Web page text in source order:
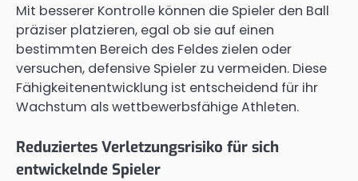
Mit besserer Kontrolle können die Spieler den Ball
präziser platzieren, egal ob sie auf einen
bestimmten Bereich des Feldes zielen oder
versuchen, defensive Spieler zu vermeiden. Diese
Fähigkeitenentwicklung ist entscheidend für ihr
Wachstum als wettbewerbsfähige Athleten.
Reduziertes Verletzungsrisiko für sich
entwickelnde Spieler